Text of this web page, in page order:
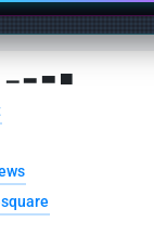
▁ ▂ ▃ ▄